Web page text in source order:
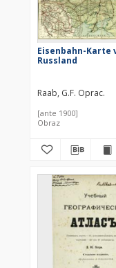
Eisenbahn-Karte
Russland
Raab, G.F. Oprac.
[ante 1900]
Obraz